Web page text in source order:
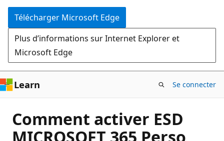
Télécharger Microsoft Edge
Plus d’informations sur Internet Explorer et
Microsoft Edge
Learn Se connecter
Comment activer ESD